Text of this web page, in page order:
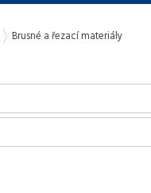
Brusné a řezací materiály